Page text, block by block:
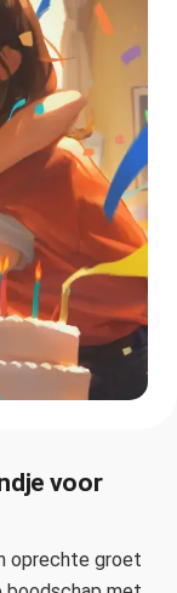
voor
oprechte groet